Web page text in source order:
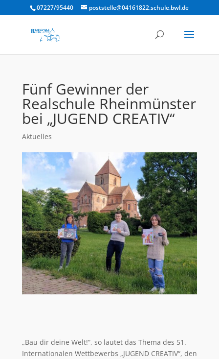
07227/95440 poststelle@04161822.schule.bwl.de
Fünf Gewinner der
Realschule Rheinmünster
bei „JUGEND CREATIV“
Aktuelles
„Bau dir deine Welt!“, so lautet das Thema des 51.
Internationalen Wettbewerbs „JUGEND CREATIV“, den